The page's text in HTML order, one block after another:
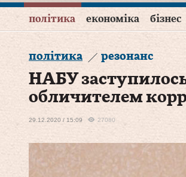
політика економіка бізнес
політика резонанс
НАБУ
обличителем
29.12.2020 / 15:09 27080